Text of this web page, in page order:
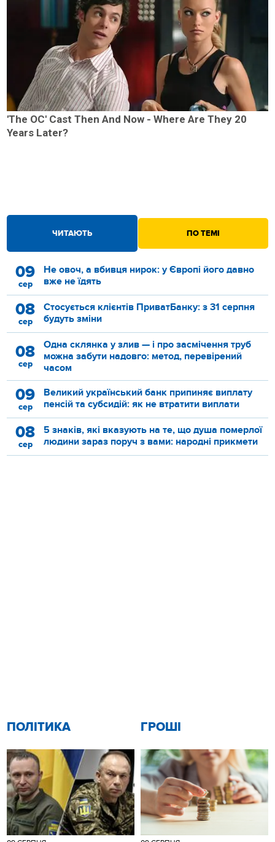
ЧИТАЮТЬ ПО ТЕМІ
09
сер
Не овоч, а вбивця нирок: у Європі його давно
вже не їдять
08
сер
Стосується клієнтів ПриватБанку: з 31 серпня
будуть зміни
08
сер
Одна склянка у злив — і про засмічення труб
можна забути надовго: метод, перевірений
часом
09
сер
Великий український банк припиняє виплату
пенсій та субсидій: як не втратити виплати
08
сер
5 знаків, які вказують на те, що душа померлої
людини зараз поруч з вами: народні прикмети
'The OC' Cast Then And Now - Where Are They 20
Years Later?
ПОЛІТИКА ГРОШІ